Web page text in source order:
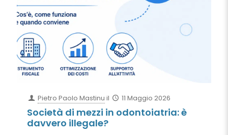
Pietro Paolo Mastinu il 11 Maggio 2026
Società di mezzi in odontoiatria: è
davvero illegale?